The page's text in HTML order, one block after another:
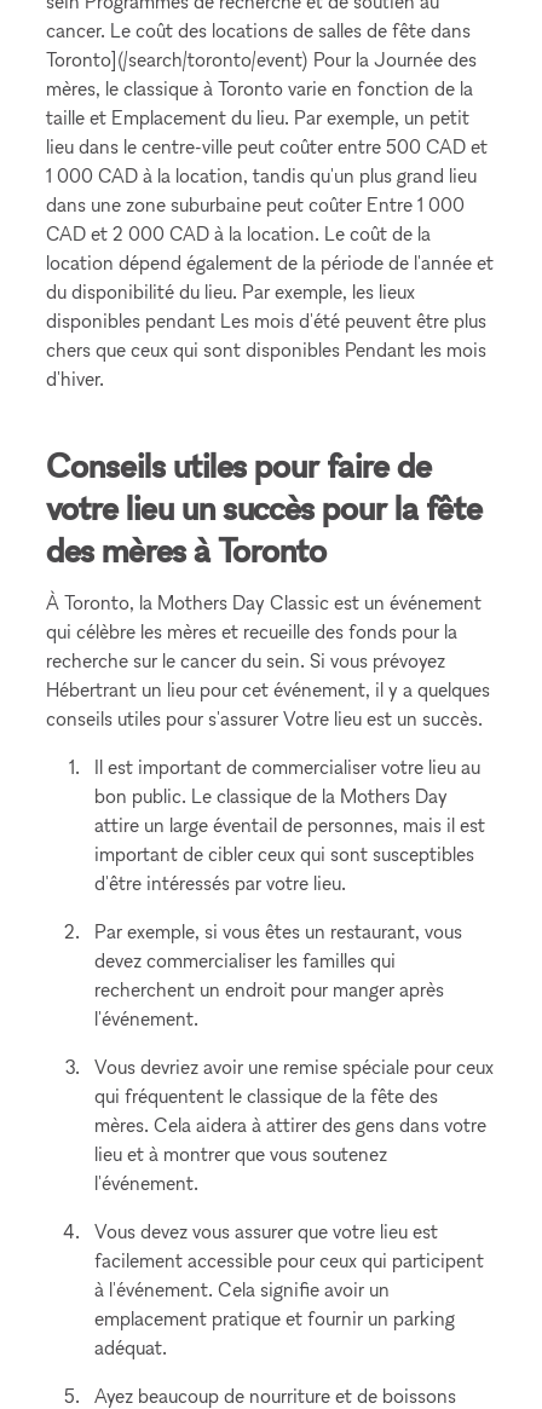
cancer. Le coût des locations de salles de fête dans
Toronto](/search/toronto/event) Pour la Journée des
mères, le classique à Toronto varie en fonction de la
taille et Emplacement du lieu. Par exemple, un petit
lieu dans le centre-ville peut coûter entre 500 CAD et
1 000 CAD à la location, tandis qu'un plus grand lieu
dans une zone suburbaine peut coûter Entre 1 000
CAD et 2 000 CAD à la location. Le coût de la
location dépend également de la période de l'année et
du disponibilité du lieu. Par exemple, les lieux
disponibles pendant Les mois d'été peuvent être plus
chers que ceux qui sont disponibles Pendant les mois
d'hiver.
Conseils utiles pour faire de
votre lieu un succès pour la fête
des mères à Toronto
À Toronto, la Mothers Day Classic est un événement
qui célèbre les mères et recueille des fonds pour la
recherche sur le cancer du sein. Si vous prévoyez
Hébertrant un lieu pour cet événement, il y a quelques
conseils utiles pour s'assurer Votre lieu est un succès.
Il est important de commercialiser votre lieu au
bon public. Le classique de la Mothers Day
attire un large éventail de personnes, mais il est
important de cibler ceux qui sont susceptibles
d'être intéressés par votre lieu.
Par exemple, si vous êtes un restaurant, vous
devez commercialiser les familles qui
recherchent un endroit pour manger après
l'événement.
Vous devriez avoir une remise spéciale pour ceux
qui fréquentent le classique de la fête des
mères. Cela aidera à attirer des gens dans votre
lieu et à montrer que vous soutenez
l'événement.
Vous devez vous assurer que votre lieu est
facilement accessible pour ceux qui participent
à l'événement. Cela signifie avoir un
emplacement pratique et fournir un parking
adéquat.
Ayez beaucoup de nourriture et de boissons